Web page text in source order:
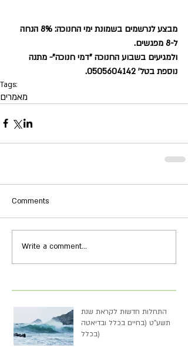
מבצע לנרשמים בשמונת ימי החנוכה: 8% הנחה
ל-8 מפגשים.
ולמגיעים בשבוע החנוכה "דמי חנוכה"- מתנה
נוספת בטל' 0505604142.
Tags:
מאמרים
Comments
Write a comment...
התחלות חדשות לקראת שנת
תשע"ט (בחיים בכלל ובדיאטה
בכלל)